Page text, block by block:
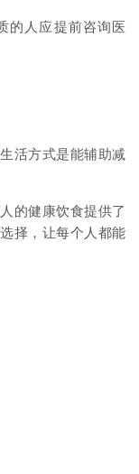
的人应提前咨询医
活方式是能辅助减
的健康饮食提供了
择，让每个人都能